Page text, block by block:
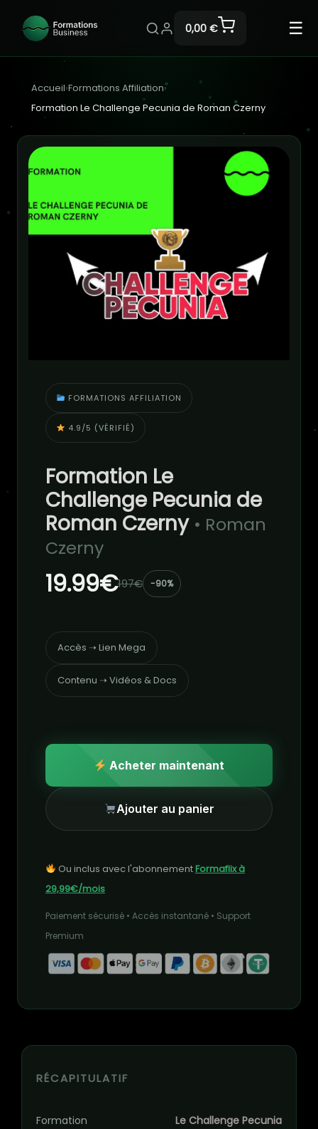
0,00 € ☰
Accueil›Formations Affiliation›
Formation Le Challenge Pecunia de Roman Czerny
FORMATIONS AFFILIATION
4.9/5 (VÉRIFIÉ)
Formation Le
Challenge Pecunia de
Roman Czerny • Roman
Czerny
19.99€197€ -90%
Accès ➝ Lien Mega
Contenu ➝ Vidéos & Docs
Acheter maintenant
Ajouter au panier
Ou inclus avec l'abonnementFormaflix à
29,99€/mois
Paiement sécurisé • Accès instantané • Support
Premium
RÉCAPITULATIF
Formation Le Challenge Pecunia